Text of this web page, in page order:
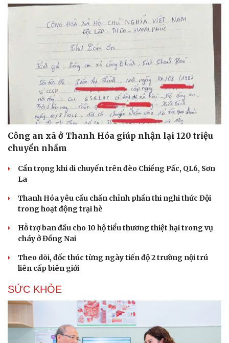
Công an xã ở Thanh Hóa giúp nhận lại 120 triệu
chuyển nhầm
Cẩn trọng khi di chuyển trên đèo Chiềng Pấc, QL6, Sơn
La
Thanh Hóa yêu cầu chấn chỉnh phần thi nghi thức Đội
trong hoạt động trại hè
Hỗ trợ ban đầu cho 10 hộ tiểu thương thiệt hại trong vụ
cháy ở Đồng Nai
Theo dõi, đốc thúc từng ngày tiến độ 2 trường nội trú
liên cấp biên giới
SỨC KHỎE